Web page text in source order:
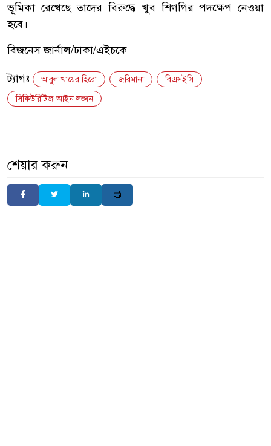
ভূমিকা রেখেছে তাদের বিরুদ্ধে খুব শিগগির পদক্ষেপ নেওয়া
হবে।
বিজনেস জার্নাল/ঢাকা/এইচকে
ট্যাগঃ আবুল খায়ের হিরো জরিমানা
বিএসইসি
সিকিউরিটিজ আইন লঙ্ঘন
শেয়ার করুন